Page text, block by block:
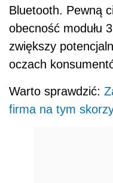
Bluetooth. Pewną
obecność modułu
zwiększy
oczach
Warto sprawdzić:
firma na tym